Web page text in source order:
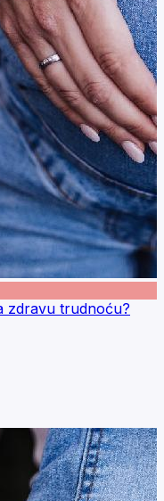
zdravu trudnoću?